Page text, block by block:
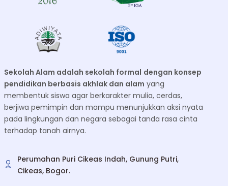
Sekolah Alam adalah sekolah formal dengan konsep
pendidikan berbasis akhlak dan alam yang
membentuk siswa agar berkarakter mulia, cerdas,
berjiwa pemimpin dan mampu menunjukkan aksi nyata
pada lingkungan dan negara sebagai tanda rasa cinta
terhadap tanah airnya.
Perumahan Puri Cikeas Indah, Gunung Putri,
Cikeas, Bogor.